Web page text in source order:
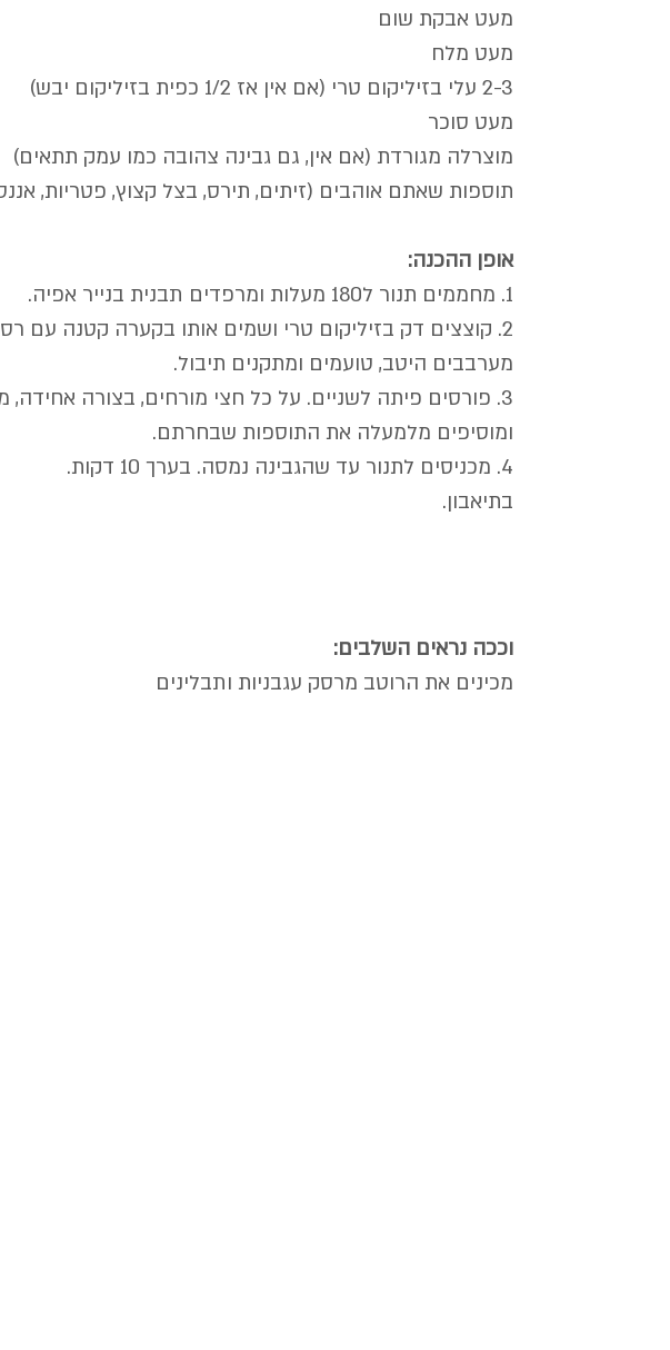
מעט אבקת שום
מעט מלח
2-3 עלי בזיליקום טרי (אם אין אז 1/2 כפית בזיליקום יבש)
מעט סוכר
מוצרלה מגורדת (אם אין, גם גבינה צהובה כמו עמק תתאים)
תוספות שאתם אוהבים (זיתים, תירס, בצל קצוץ, פטריות,
אופן ההכנה:
1. מחממים תנור ל180 מעלות ומרפדים תבנית בנייר אפיה.
2. קוצצים דק בזיליקום טרי ושמים אותו בקערה קטנה עם
מערבבים היטב, טועמים ומתקנים תיבול.
3. פורסים פיתה לשניים. על כל חצי מורחים, בצורה
ומוסיפים מלמעלה את התוספות שבחרתם.
4. מכניסים לתנור עד שהגבינה נמסה. בערך 10 דקות.
בתיאבון.
וככה נראים השלבים:
מכינים את הרוטב מרסק עגבניות ותבלינים